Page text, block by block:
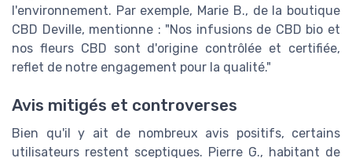
l'environnement. Par exemple, Marie B., de la boutique
CBD Deville, mentionne : "Nos infusions de CBD bio et
nos fleurs CBD sont d'origine contrôlée et certifiée,
reflet de notre engagement pour la qualité."
Avis mitigés et controverses
Bien qu'il y ait de nombreux avis positifs, certains
utilisateurs restent sceptiques. Pierre G., habitant de